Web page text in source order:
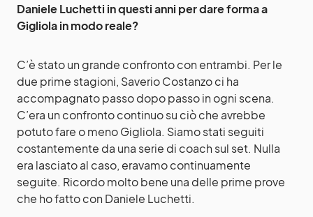
Daniele Luchetti in questi anni per dare forma a
Gigliola in modo reale?
C’è stato un grande confronto con entrambi. Per le
due prime stagioni, Saverio Costanzo ci ha
accompagnato passo dopo passo in ogni scena.
C’era un confronto continuo su ciò che avrebbe
potuto fare o meno Gigliola. Siamo stati seguiti
costantemente da una serie di coach sul set. Nulla
era lasciato al caso, eravamo continuamente
seguite. Ricordo molto bene una delle prime prove
che ho fatto con Daniele Luchetti.